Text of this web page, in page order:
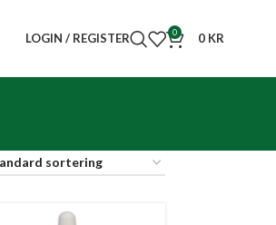
LOGIN / REGISTER 0 0 KR